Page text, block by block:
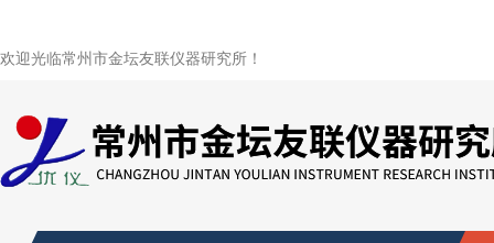
欢迎光临常州市金坛友联仪器研究所！